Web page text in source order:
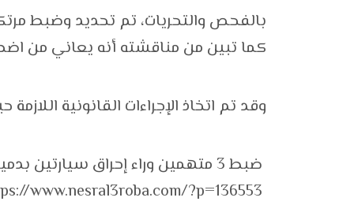
بالفحص والتحريات، تم تحديد وضبط
كما تبين من مناقشته أنه يعاني من
وقد تم اتخاذ الإجراءات القانونية اللازمة
ضبط 3 متهمين وراء إحراق سيارتين
www.nesral3roba.com/?p=136553